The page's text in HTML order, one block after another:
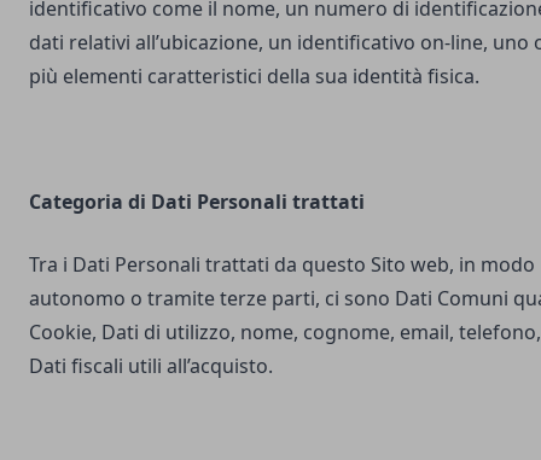
identificativo come il nome, un numero di
dati relativi all’ubicazione, un identificativo on-line, uno
più elementi caratteristici della sua identità fisica.
Categoria di Dati Personali trattati
Tra i Dati Personali trattati da questo Sito web, in modo
autonomo o tramite terze parti, ci sono Dati Comuni
Cookie, Dati di utilizzo, nome, cognome, email, telefono,
Dati fiscali utili all’acquisto.